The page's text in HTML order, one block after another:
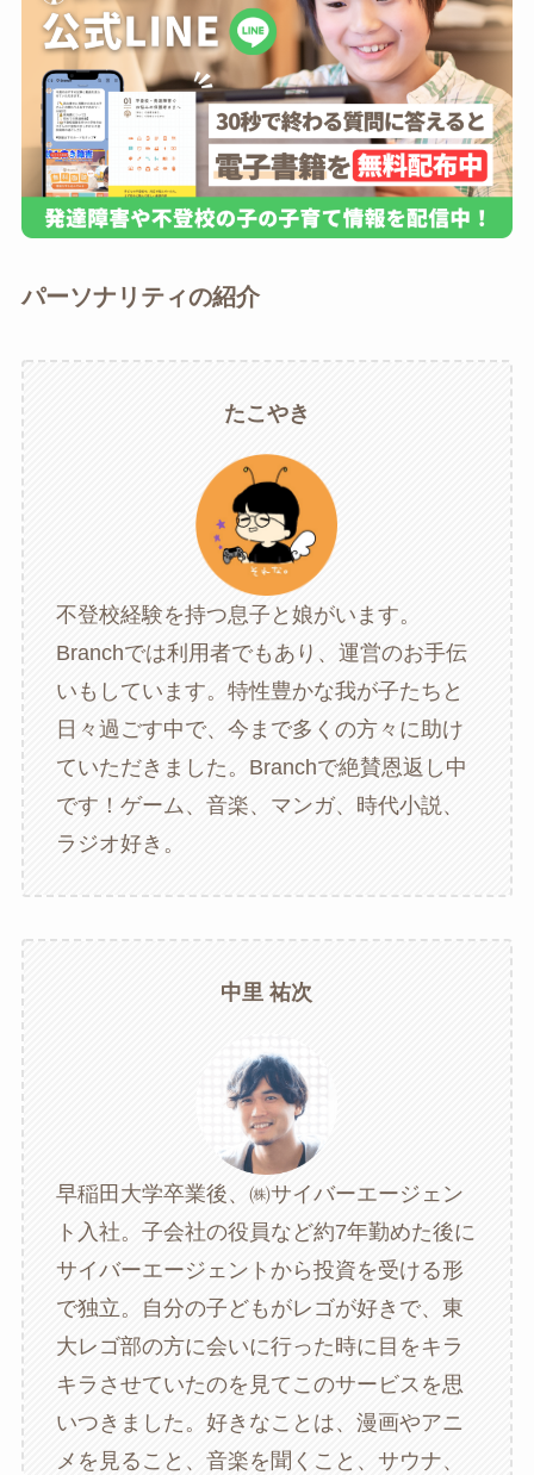
パーソナリティの紹介
たこやき
不登校経験を持つ息子と娘がいます。
Branchでは利用者でもあり、運営のお手伝
いもしています。特性豊かな我が子たちと
日々過ごす中で、今まで多くの方々に助け
ていただきました。Branchで絶賛恩返し中
です！ゲーム、音楽、マンガ、時代小説、
ラジオ好き。
中里 祐次
早稲田大学卒業後、㈱サイバーエージェン
ト入社。子会社の役員など約7年勤めた後に
サイバーエージェントから投資を受ける形
で独立。自分の子どもがレゴが好きで、東
大レゴ部の方に会いに行った時に目をキラ
キラさせていたのを見てこのサービスを思
いつきました。好きなことは、漫画やアニ
メを見ること、音楽を聞くこと、サウナ、